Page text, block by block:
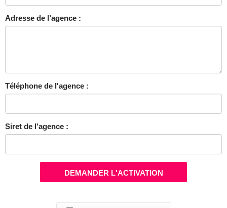
Adresse de l’agence :
Téléphone de l'agence :
Siret de l'agence :
DEMANDER L'ACTIVATION